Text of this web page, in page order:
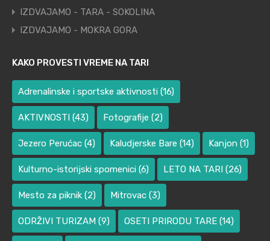
IZDVAJAMO - TARA - SOKOLINA
IZDVAJAMO - MOKRA GORA
KAKO PROVESTI VREME NA TARI
Adrenalinske i sportske aktivnosti (16)
AKTIVNOSTI (43) Fotografije (2)
Jezero Perućac (4) Kaludjerske Bare (14) Kanjon (1)
Kulturno-istorijski spomenici (6) LETO NA TARI (26)
Mesto za piknik (2) Mitrovac (3)
ODRŽIVI TURIZAM (9) OSETI PRIRODU TARE (14)